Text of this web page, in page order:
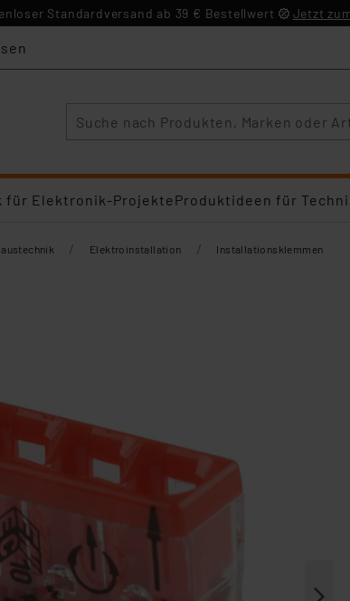
Standardversand ab 39 € Bestellwert Jetzt
für Elektronik-ProjekteProduktideen für
/ Elektroinstallation / Installationsklemmen